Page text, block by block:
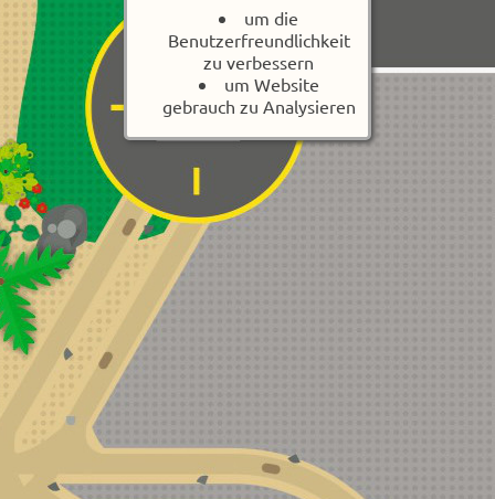
um die
Benutzerfreundlichkeit
zu verbessern
um Website
gebrauch zu Analysieren